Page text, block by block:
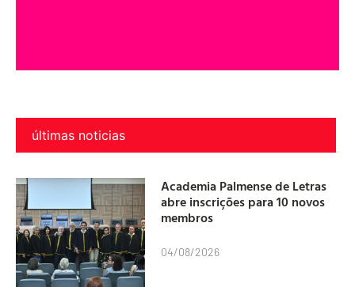
últimas noticias
Academia Palmense de Letras
abre inscrições para 10 novos
membros
04/08/2026